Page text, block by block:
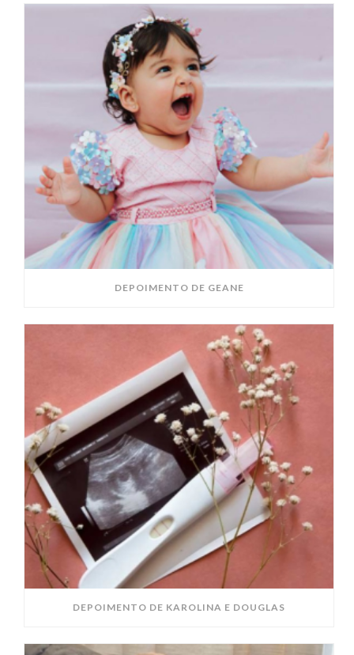
DEPOIMENTO DE GEANE
DEPOIMENTO DE KAROLINA E DOUGLAS